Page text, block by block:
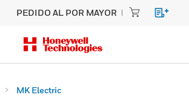
PEDIDO AL POR MAYOR
MK Electric